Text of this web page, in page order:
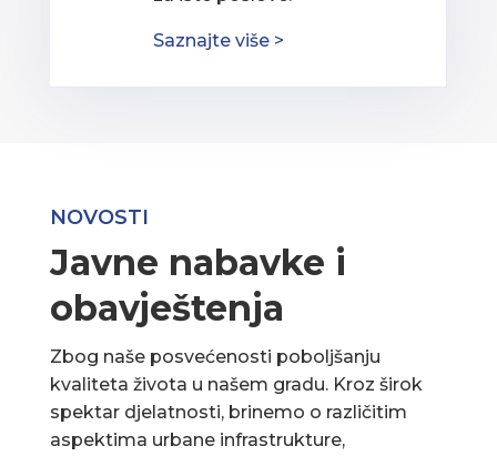
Saznajte više >
NOVOSTI
Javne nabavke i
obavještenja
Zbog naše posvećenosti poboljšanju
kvaliteta života u našem gradu. Kroz širok
spektar djelatnosti, brinemo o različitim
aspektima urbane infrastrukture,